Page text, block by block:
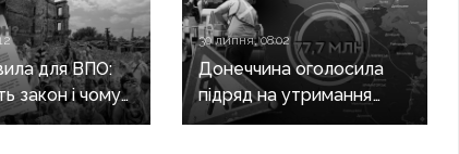
для ВПО:
закон і чому
30 липня, 08:02
Донеччина оголосила
підряд на утримання
дороги